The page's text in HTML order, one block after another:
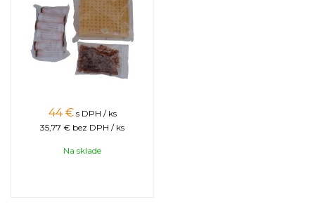
44 € s DPH / ks
35,77 € bez DPH / ks
Na sklade